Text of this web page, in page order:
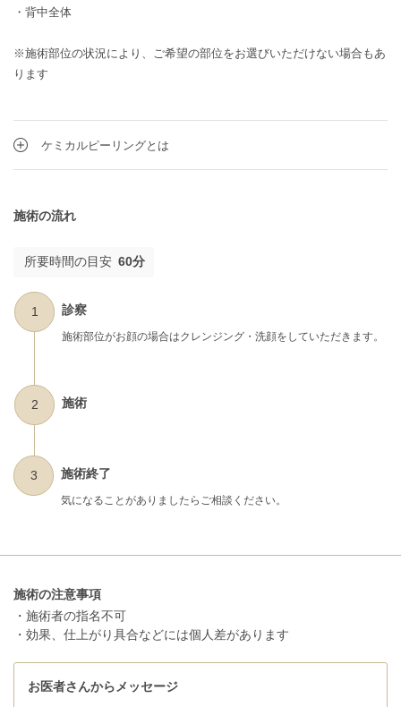
・背中全体
※施術部位の状況により、ご希望の部位をお選びいただけない場合もあ
ります
ケミカルピーリングとは
施術の流れ
所要時間の目安 60分
1 診察
施術部位がお顔の場合はクレンジング・洗顔をしていただきます。
2 施術
3 施術終了
気になることがありましたらご相談ください。
施術の注意事項
・施術者の指名不可
・効果、仕上がり具合などには個人差があります
お医者さんからメッセージ